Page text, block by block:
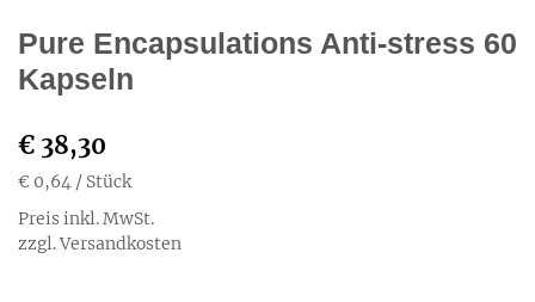
Pure Encapsulations Anti-stress 60
Kapseln
€ 38,30
€ 0,64 / Stück
Preis inkl. MwSt.
zzgl. Versandkosten